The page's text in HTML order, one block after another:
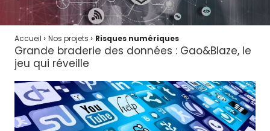
Accueil › Nos projets › Risques numériques
Grande braderie des données : Gao&Blaze, le
jeu qui réveille